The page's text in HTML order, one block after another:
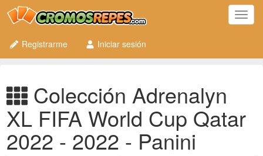
Registrarme
Iniciar sesión
Colección Adrenalyn
XL FIFA World Cup Qatar
2022 - 2022 - Panini